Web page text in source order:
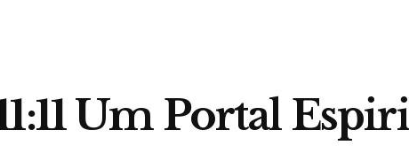
Um Portal